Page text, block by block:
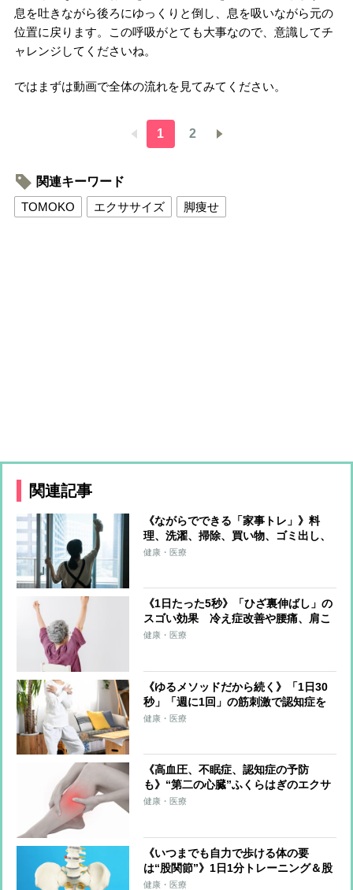
息を吐きながら後ろにゆっくりと倒し、息を吸いながら元の
位置に戻ります。この呼吸がとても大事なので、意識してチ
ャレンジしてくださいね。
ではまずは動画で全体の流れを見てみてください。
1 2
関連キーワード
TOMOKO
エクササイズ 脚痩せ
関連記事
《ながらでできる「家事トレ」》料
理、洗濯、掃除、買い物、ゴミ出し、
水やり…すべてをエクササイズに！ト
健康・医療
《1日たった5秒》「ひざ裏伸ばし」の
スゴい効果 冷え症改善や腰痛、肩こ
り、片頭痛の軽減も
健康・医療
《ゆるメソッドだから続く》「1日30
秒」「週に1回」の筋刺激で認知症を
予防する「30秒スクワット」
健康・医療
《高血圧、不眠症、認知症の予防
も》“第二の心臓”ふくらはぎのエクサ
サイズを医師が伝授！血流改善、筋肉
健康・医療
《いつまでも自力で歩ける体の要
は“股関節”》1日1分トレーニング＆股
関節のズレを防ぐ習慣を医師らが解説
健康・医療